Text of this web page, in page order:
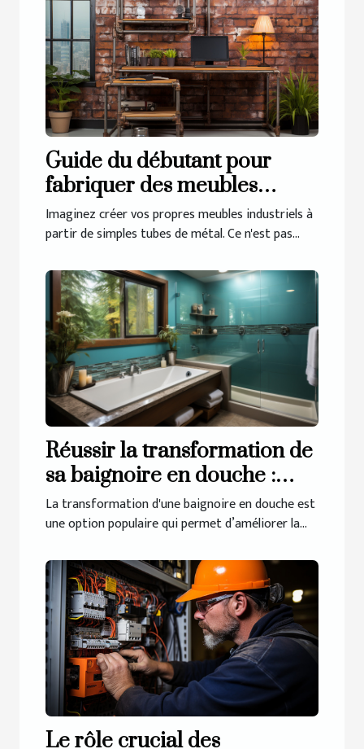
Guide du débutant pour
fabriquer des meubles
industriels avec des tubes de
métal
Imaginez créer vos propres meubles industriels à
partir de simples tubes de métal. Ce n'est pas...
Réussir la transformation de
sa baignoire en douche :
comment procéder pour y
arriver ?
La transformation d'une baignoire en douche est
une option populaire qui permet d’améliorer la...
Le rôle crucial des